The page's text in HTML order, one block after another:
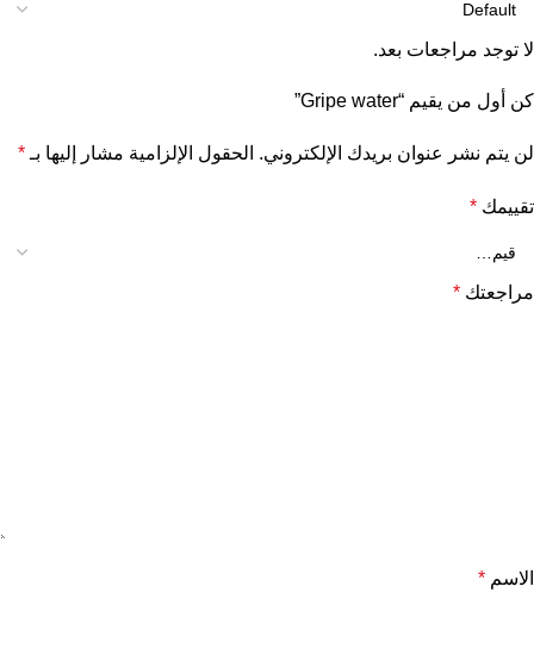
لا توجد مراجعات بعد.
كن أول من يقيم “Gripe water”
لن يتم نشر عنوان بريدك الإلكتروني. الحقول الإلزامية مشار إليها بـ *
تقييمك *
مراجعتك *
الاسم *